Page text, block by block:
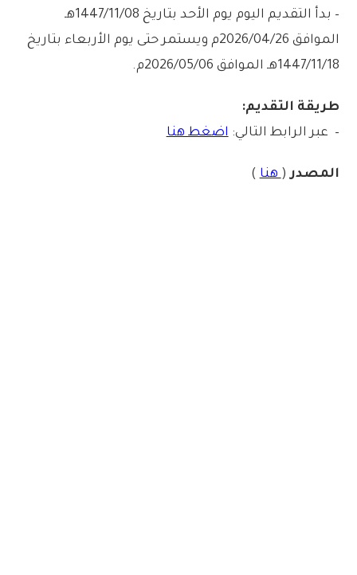
– بدأ التقديم اليوم يوم الأحد بتاريخ 1447/11/08هـ
الموافق 2026/04/26م ويستمر حتى يوم الأربعاء بتاريخ
1447/11/18هـ الموافق 2026/05/06م.
طريقة التقديم:
– عبر الرابط التالي:اضغط هنا
المصدر(هنا)